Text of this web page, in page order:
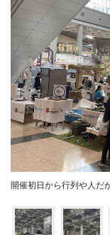
開催初日から行列や人だ